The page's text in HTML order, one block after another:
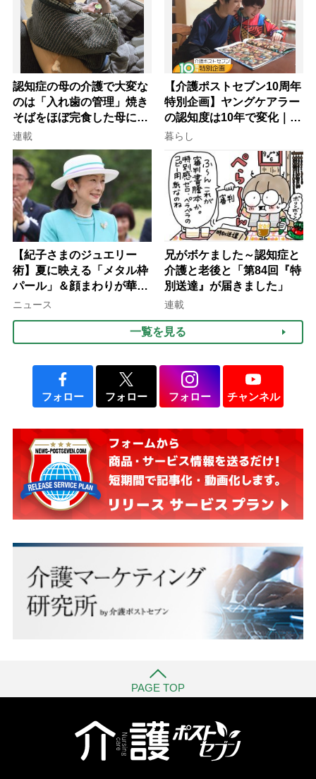
認知症の母の介護で大変な
のは「入れ歯の管理」焼き
そばをほぼ完食した母に息
子が血の気が引いた理由
連載
【介護ポストセブン10周年
特別企画】ヤングケアラー
の認知度は10年で変化｜流
行語大賞にノミネート、法
律にも明記されたが果たし
て現在は？
暮らし
【紀子さまのジュエリー
術】夏に映える「メタル枠
パール」＆顔まわりが華や
ぐ「揺れる一粒」の使い分
ニュース
兄がボケました～認知症と
介護と老後と「第84回『特
別送達』が届きました」
連載
一覧を見る
フォロー フォロー フォロー チャンネル
PAGE TOP